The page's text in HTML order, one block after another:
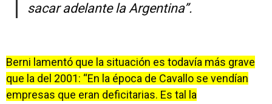
sacar adelante la Argentina”.
Berni lamentó que la situación es todavía más grave
que la del 2001: “En la época de Cavallo se vendían
empresas que eran deficitarias. Es tal la